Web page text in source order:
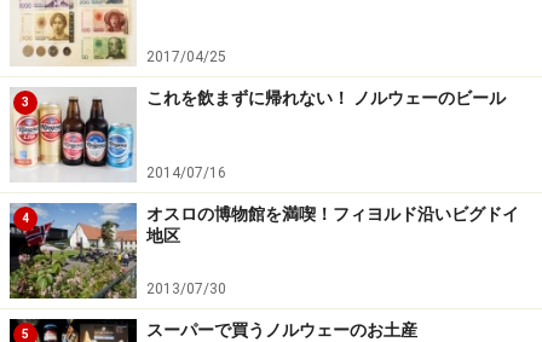
料）
ホーコン王の館（60ノルウェークローネ→無料）
コーデー美術館（100ノルウェークローネ→無料）
ブリッゲン博物館（70ノルウェークローネ→無料）
ベルゲン・カードは観光案内所で購入可能。2種類あ
り、価格は大人料金1名分が、
24時間有効 200ノルウェークローネ
48時間有効 260ノルウェークローネ
2017/04/25
3 これを飲まずに帰れない！ ノルウェーのビール
2014/07/16
4
オスロの博物館を満喫！フィヨルド沿いビグドイ
地区
2013/07/30
5 スーパーで買うノルウェーのお土産